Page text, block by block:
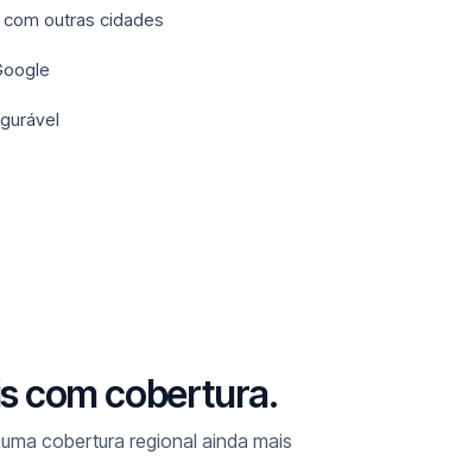
outras cidades
com cobertura.
cobertura regional ainda mais